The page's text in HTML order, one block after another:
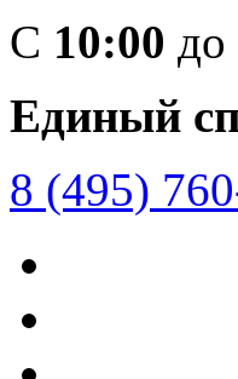
C 10:00 до
Единый
8 (495)